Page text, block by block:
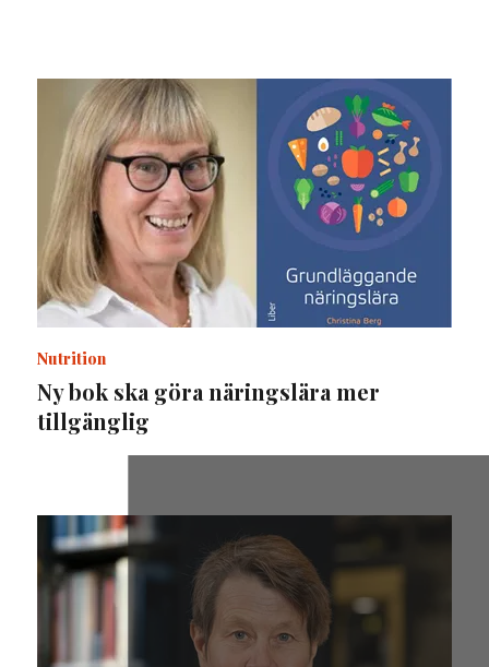
Nutrition
Ny bok ska göra näringslära mer
tillgänglig